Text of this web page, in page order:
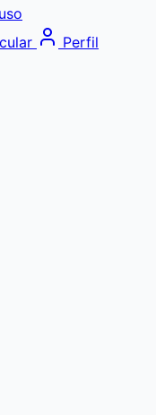
Perfil